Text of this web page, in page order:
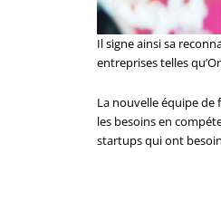
Il signe ainsi sa
entreprises telles
La nouvelle équipe
les besoins en
startups qui ont